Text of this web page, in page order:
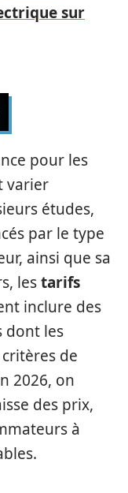
sur
pour les
varier
études,
par le type
ainsi que sa
lestarifs
inclure des
dont les
de
2026, on
des prix,
à